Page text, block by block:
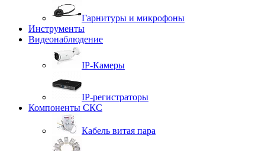
Гарнитуры и микрофоны
Инструменты
Видеонаблюдение
IP-Камеры
IP-регистраторы
Компоненты СКС
Кабель витая пара